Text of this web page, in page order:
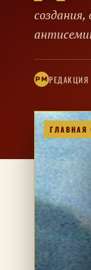
РM РЕДАКЦИЯ
ГЛАВНАЯ